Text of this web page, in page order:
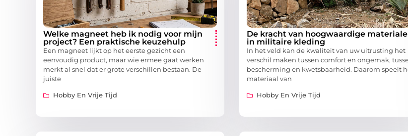
Welke magneet heb ik nodig voor mijn
project? Een praktische keuzehulp
Een magneet lijkt op het eerste gezicht een
eenvoudig product, maar wie ermee gaat werken
merkt al snel dat er grote verschillen bestaan. De
juiste
Hobby En Vrije Tijd
De kracht van hoogwaardige
in militaire kleding
In het veld kan de kwaliteit van uw uitrusting het
verschil maken tussen comfort en ongemak,
bescherming en kwetsbaarheid. Daarom speelt
materiaal van
Hobby En Vrije Tijd